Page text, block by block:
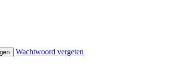
Wachtwoord vergeten